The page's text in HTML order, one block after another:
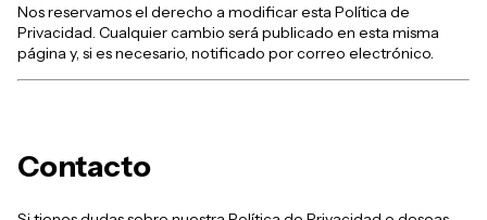
Nos reservamos el derecho a modificar esta Política de
Privacidad. Cualquier cambio será publicado en esta misma
página y, si es necesario, notificado por correo electrónico.
Contacto